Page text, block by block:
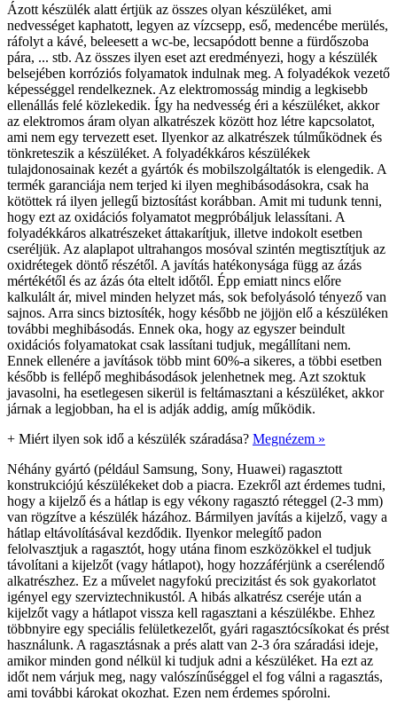
Ázott készülék alatt értjük az összes olyan készüléket, ami
nedvességet kaphatott, legyen az vízcsepp, eső, medencébe merülés,
ráfolyt a kávé, beleesett a wc-be, lecsapódott benne a fürdőszoba
pára, ... stb. Az összes ilyen eset azt eredményezi, hogy a készülék
belsejében korróziós folyamatok indulnak meg. A folyadékok vezető
képességgel rendelkeznek. Az elektromosság mindig a legkisebb
ellenállás felé közlekedik. Így ha nedvesség éri a készüléket, akkor
az elektromos áram olyan alkatrészek között hoz létre kapcsolatot,
ami nem egy tervezett eset. Ilyenkor az alkatrészek túlműködnek és
tönkreteszik a készüléket. A folyadékkáros készülékek
tulajdonosainak kezét a gyártók és mobilszolgáltatók is elengedik. A
termék garanciája nem terjed ki ilyen meghibásodásokra, csak ha
kötöttek rá ilyen jellegű biztosítást korábban. Amit mi tudunk tenni,
hogy ezt az oxidációs folyamatot megpróbáljuk lelassítani. A
folyadékkáros alkatrészeket áttakarítjuk, illetve indokolt esetben
cseréljük. Az alaplapot ultrahangos mosóval szintén megtisztítjuk az
oxidrétegek döntő részétől. A javítás hatékonysága függ az ázás
mértékétől és az ázás óta eltelt időtől. Épp emiatt nincs előre
kalkulált ár, mivel minden helyzet más, sok befolyásoló tényező van
sajnos. Arra sincs biztosíték, hogy később ne jöjjön elő a készüléken
további meghibásodás. Ennek oka, hogy az egyszer beindult
oxidációs folyamatokat csak lassítani tudjuk, megállítani nem.
Ennek ellenére a javítások több mint 60%-a sikeres, a többi esetben
később is fellépő meghibásodások jelenhetnek meg. Azt szoktuk
javasolni, ha esetlegesen sikerül is feltámasztani a készüléket, akkor
járnak a legjobban, ha el is adják addig, amíg működik.
+ Miért ilyen sok idő a készülék száradása? Megnézem »
Néhány gyártó (például Samsung, Sony, Huawei) ragasztott
konstrukciójú készülékeket dob a piacra. Ezekről azt érdemes tudni,
hogy a kijelző és a hátlap is egy vékony ragasztó réteggel (2-3 mm)
van rögzítve a készülék házához. Bármilyen javítás a kijelző, vagy a
hátlap eltávolításával kezdődik. Ilyenkor melegítő padon
felolvasztjuk a ragasztót, hogy utána finom eszközökkel el tudjuk
távolítani a kijelzőt (vagy hátlapot), hogy hozzáférjünk a cserélendő
alkatrészhez. Ez a művelet nagyfokú precizitást és sok gyakorlatot
igényel egy szerviztechnikustól. A hibás alkatrész cseréje után a
kijelzőt vagy a hátlapot vissza kell ragasztani a készülékbe. Ehhez
többnyire egy speciális felületkezelőt, gyári ragasztócsíkokat és prést
használunk. A ragasztásnak a prés alatt van 2-3 óra száradási ideje,
amikor minden gond nélkül ki tudjuk adni a készüléket. Ha ezt az
időt nem várjuk meg, nagy valószínűséggel el fog válni a ragasztás,
ami további károkat okozhat. Ezen nem érdemes spórolni.